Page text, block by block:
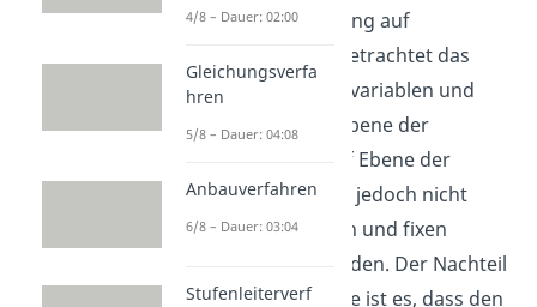
Plankostenrechnung auf
betrachtet das
Unternehmen die variablen und
fixen Kosten auf Ebene der
. Auf Ebene der
Kostenträger wird jedoch nicht
zwischen variablen und fixen
Kosten unterschieden. Der Nachteil
bei dieser Methode ist es, dass den
4/8 – Dauer: 02:00
Gleichungsverfa
hren
5/8 – Dauer: 04:08
Anbauverfahren
6/8 – Dauer: 03:04
Stufenleiterverf